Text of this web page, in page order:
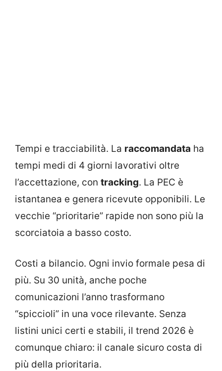
Tempi e tracciabilità. La raccomandata ha
tempi medi di 4 giorni lavorativi oltre
l’accettazione, con tracking. La PEC è
istantanea e genera ricevute opponibili. Le
vecchie “prioritarie” rapide non sono più la
scorciatoia a basso costo.
Costi a bilancio. Ogni invio formale pesa di
più. Su 30 unità, anche poche
comunicazioni l’anno trasformano
“spiccioli” in una voce rilevante. Senza
listini unici certi e stabili, il trend 2026 è
comunque chiaro: il canale sicuro costa di
più della prioritaria.